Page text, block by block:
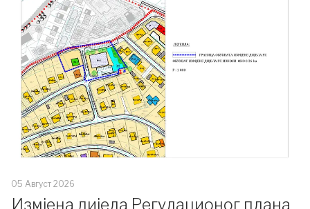
05 Август 2026
Измјена дијела Регулационог плана